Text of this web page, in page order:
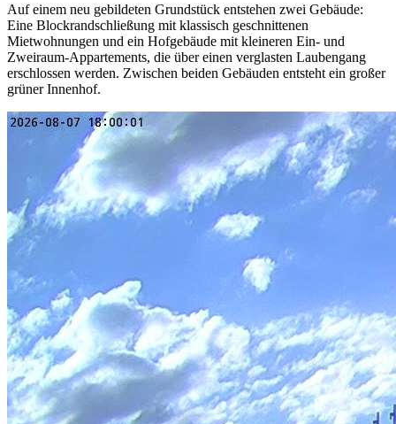
Auf einem neu gebildeten Grundstück entstehen zwei Gebäude:
Eine Blockrandschließung mit klassisch geschnittenen
Mietwohnungen und ein Hofgebäude mit kleineren Ein- und
Zweiraum-Appartements, die über einen verglasten Laubengang
erschlossen werden. Zwischen beiden Gebäuden entsteht ein großer
grüner Innenhof.